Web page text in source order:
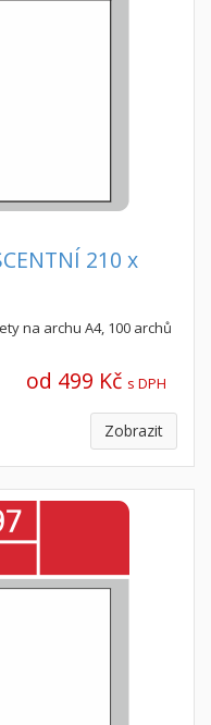
210 x
na archu A4, 100 archů
od 499 Kč s DPH
Zobrazit